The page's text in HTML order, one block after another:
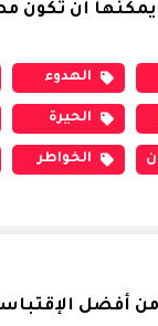
أن تكون
الهدوء
الحيرة
الخواطر